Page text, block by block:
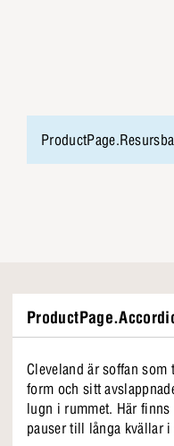
Cleveland är soffan
form och sitt
lugn i rummet. Här
pauser till långa kvällar